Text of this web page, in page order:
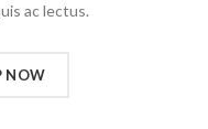
ac lectus.
NOW